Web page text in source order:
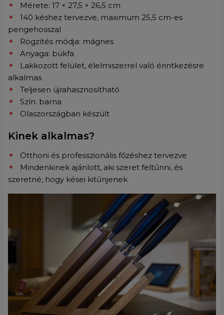
Mérete: 17 × 27,5 × 26,5 cm
140 késhez tervezve, maximum 25,5 cm-es
pengehosszal
Rögzítés módja: mágnes
Anyaga: bükfa
Lakkozott felület, élelmiszerrel való érintkezésre
alkalmas
Teljesen újrahasznosítható
Szín: barna
Olaszországban készült
Kinek alkalmas?
Otthoni és professzionális főzéshez tervezve
Mindenkinek ajánlott, aki szeret feltűnni, és
szeretné, hogy kései kitűnjenek